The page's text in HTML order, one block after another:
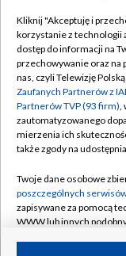
Abonament TVP
Emisja w TVP
Centrum
Naziemna
Rada Programowa
System NOS
Informacje o
Kliknij "Akceptuję i
korzystanie z technologii
dostęp do informacji na
przechowywanie oraz na
nas, czyli Telewizję
Zaufanych Partnerów z
Partnerów TVP (93 firm),
zautomatyzowanego
mierzenia ich
także zgody na
Twoje dane osobowe
poszczególnych
zapisywane za pomocą
WWW lub innych